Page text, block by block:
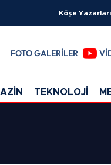
Köşe Yazarları
FOTO GALERİLER
TEKNOLOJİ